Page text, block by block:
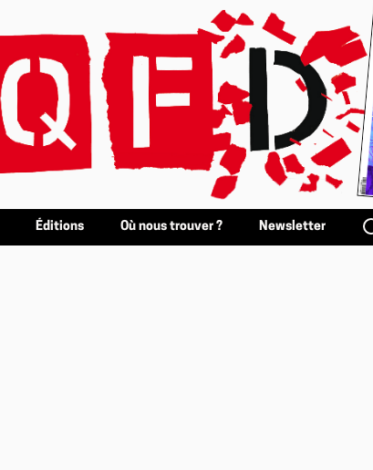
Éditions Où nous trouver ? Newsletter